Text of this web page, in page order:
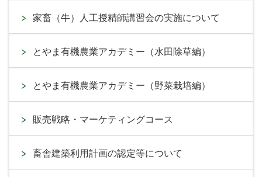
家畜（牛）人工授精師講習会の実施について
とやま有機農業アカデミー（水田除草編）
とやま有機農業アカデミー（野菜栽培編）
販売戦略・マーケティングコース
畜舎建築利用計画の認定等について